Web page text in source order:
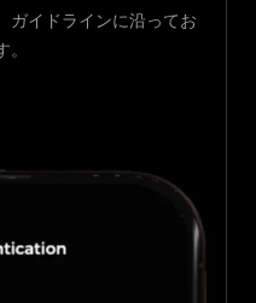
ガイドラインに沿ってお